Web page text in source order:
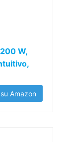
W,
Amazon